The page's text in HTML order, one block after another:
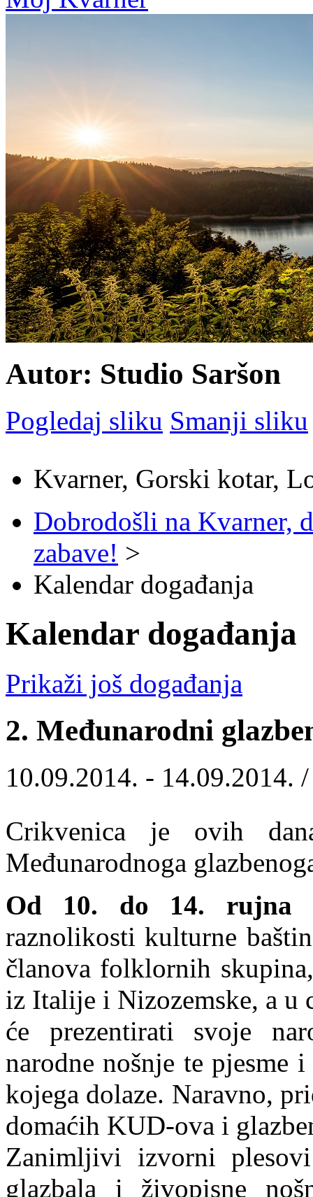
Autor: Studio Saršon
Pogledaj sliku Smanji sliku
Kvarner, Gorski kotar,
Dobrodošli na Kvarner,
zabave! >
Kalendar događanja
Kalendar događanja
Prikaži još događanja
2. Međunarodni
10.09.2014. - 14.09.2014.
Crikvenica je ovih
Međunarodnoga
Od 10. do 14. rujna
raznolikosti kulturne
članova folklornih
iz Italije i Nizozemske, a u
će prezentirati svoje
narodne nošnje te pjesme
kojega dolaze. Naravno,
domaćih KUD-ova i
Zanimljivi izvorni
glazbala i živopisne